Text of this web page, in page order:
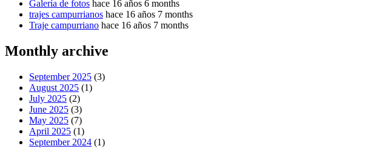
Galería de fotos hace 16 años 6 months
trajes campurrianos hace 16 años 7 months
Traje campurriano hace 16 años 7 months
Monthly archive
September 2025 (3)
August 2025 (1)
July 2025 (2)
June 2025 (3)
May 2025 (7)
April 2025 (1)
September 2024 (1)